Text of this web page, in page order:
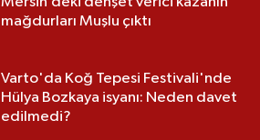
mağdurları Muşlu çıktı
Varto'da Koğ Tepesi Festivali'nde
Hülya Bozkaya isyanı: Neden davet
edilmedi?